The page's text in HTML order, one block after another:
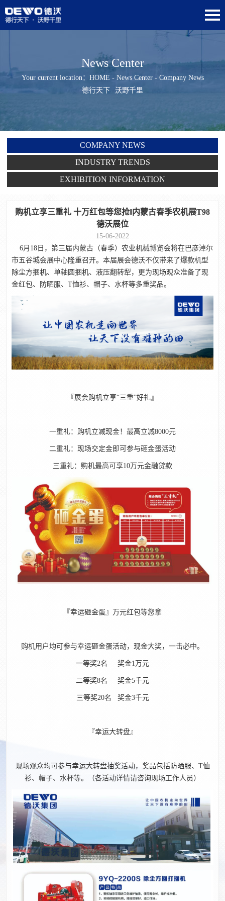
News Center
Your current location： HOME - News Center- Company News
德行天下
沃野千里
COMPANY NEWS
INDUSTRY TRENDS
EXHIBITION INFORMATION
购机立享三重礼 十万红包等您抢‖内蒙古春季农机展T98
德沃展位
15-06-2022
6月18日，第三届内蒙古（春季）农业机械博览会将在巴彦淖尔
市五谷城会展中心隆重召开。本届展会德沃不仅带来了爆款机型
除尘方捆机、单轴圆捆机、液压翻转犁，更为现场观众准备了现
金红包、防晒服、T恤衫、帽子、水杯等多重奖品。
『展会购机立享“三重”好礼‍』
一重礼：购机立减现金！最高立减8000元
二重礼：现场交定金即可参与砸金蛋活动
三重礼：购机最高可享10万元金融贷款
『幸运砸金蛋』万元红包等您拿
购机用户均可参与幸运砸金蛋活动，现金大奖，一击必中。
一等奖2名 奖金1万元
二等奖8名 奖金5千元
三等奖20名 奖金3千元
『幸运大转盘』
现场观众均可参与幸运大转盘抽奖活动，奖品包括防晒服、T恤
衫、帽子、水杯等。（各活动详情请咨询现场工作人员）